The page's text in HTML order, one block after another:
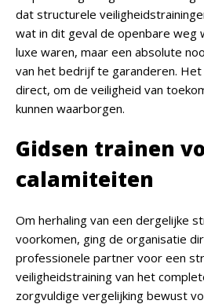
dat structurele
wat in dit geval de openbare weg
luxe waren, maar een absolute
van het bedrijf te garanderen.
direct, om de veiligheid van
kunnen waarborgen.
Gidsen trainen
calamiteiten
Om herhaling van een dergelijke
voorkomen, ging de organisatie
professionele partner voor een
veiligheidstraining van het
zorgvuldige vergelijking bewust